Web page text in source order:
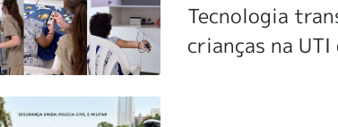
Tecnologia
crianças na UTI